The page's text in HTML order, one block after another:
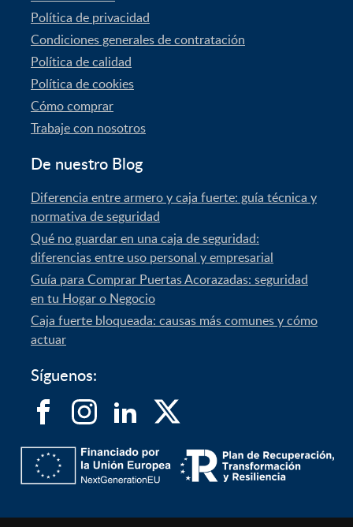
Política de privacidad
Condiciones generales de contratación
Política de calidad
Política de cookies
Cómo comprar
Trabaje con nosotros
De nuestro Blog
Diferencia entre armero y caja fuerte: guía técnica y
normativa de seguridad
Qué no guardar en una caja de seguridad:
diferencias entre uso personal y empresarial
Guía para Comprar Puertas Acorazadas: seguridad
en tu Hogar o Negocio
Caja fuerte bloqueada: causas más comunes y cómo
actuar
Síguenos: